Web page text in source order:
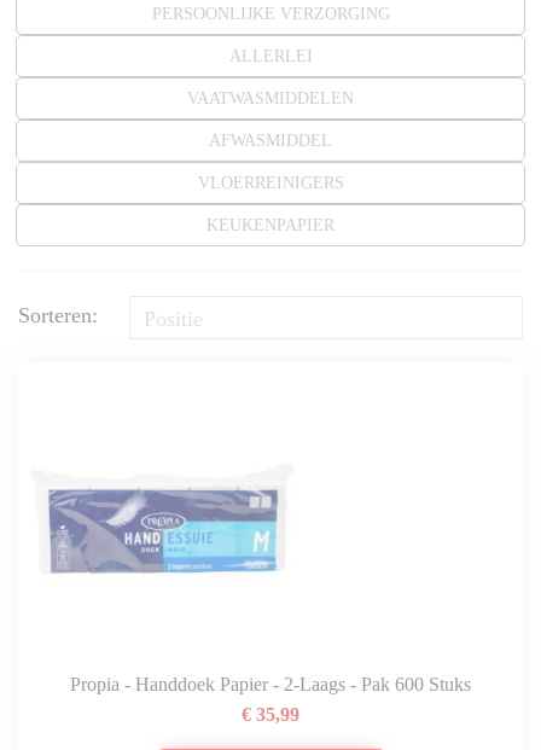
PERSOONLIJKE VERZORGING
ALLERLEI
VAATWASMIDDELEN
AFWASMIDDEL
VLOERREINIGERS
KEUKENPAPIER
Sorteren:
Propia - Handdoek Papier - 2-Laags - Pak 600 Stuks
€ 35,99